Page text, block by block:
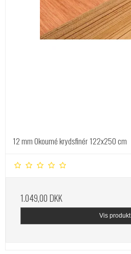
12 mm Okoumé krydsfinér 122x250 cm
1.049,00 DKK
Vis produkt